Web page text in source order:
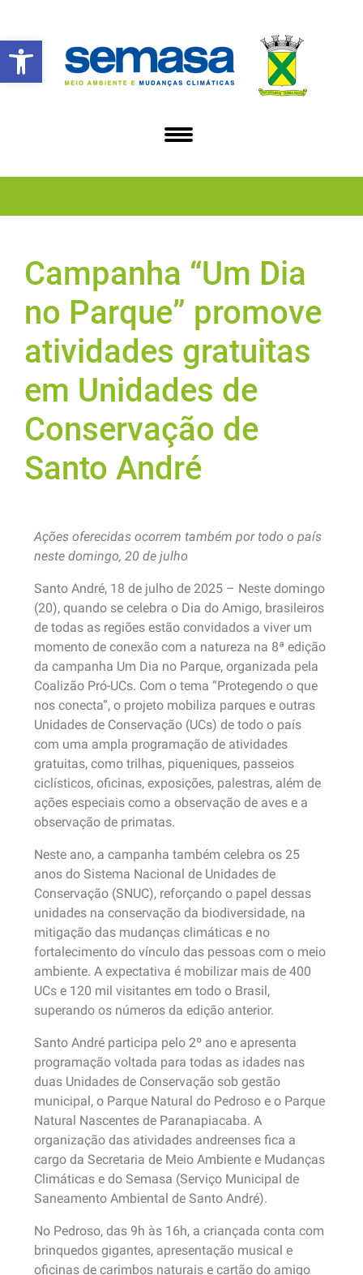
Abrir a barra de ferramentas
Campanha “Um Dia
no Parque” promove
atividades gratuitas
em Unidades de
Conservação de
Santo André
Ações oferecidas ocorrem também por todo o país
neste domingo, 20 de julho
Santo André, 18 de julho de 2025 – Neste domingo
(20), quando se celebra o Dia do Amigo, brasileiros
de todas as regiões estão convidados a viver um
momento de conexão com a natureza na 8ª edição
da campanha Um Dia no Parque, organizada pela
Coalizão Pró-UCs. Com o tema “Protegendo o que
nos conecta”, o projeto mobiliza parques e outras
Unidades de Conservação (UCs) de todo o país
com uma ampla programação de atividades
gratuitas, como trilhas, piqueniques, passeios
ciclísticos, oficinas, exposições, palestras, além de
ações especiais como a observação de aves e a
observação de primatas.
Neste ano, a campanha também celebra os 25
anos do Sistema Nacional de Unidades de
Conservação (SNUC), reforçando o papel dessas
unidades na conservação da biodiversidade, na
mitigação das mudanças climáticas e no
fortalecimento do vínculo das pessoas com o meio
ambiente. A expectativa é mobilizar mais de 400
UCs e 120 mil visitantes em todo o Brasil,
superando os números da edição anterior.
Santo André participa pelo 2º ano e apresenta
programação voltada para todas as idades nas
duas Unidades de Conservação sob gestão
municipal, o Parque Natural do Pedroso e o Parque
Natural Nascentes de Paranapiacaba. A
organização das atividades andreenses fica a
cargo da Secretaria de Meio Ambiente e Mudanças
Climáticas e do Semasa (Serviço Municipal de
Saneamento Ambiental de Santo André).
No Pedroso, das 9h às 16h, a criançada conta com
brinquedos gigantes, apresentação musical e
oficinas de carimbos naturais e cartão do amigo